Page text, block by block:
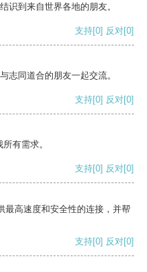
识到来自世界各地的朋友。
支持[0] 反对[0]
志同道合的朋友一起交流。
支持[0] 反对[0]
有需求。
支持[0] 反对[0]
最高速度和安全性的连接，并帮
支持[0] 反对[0]